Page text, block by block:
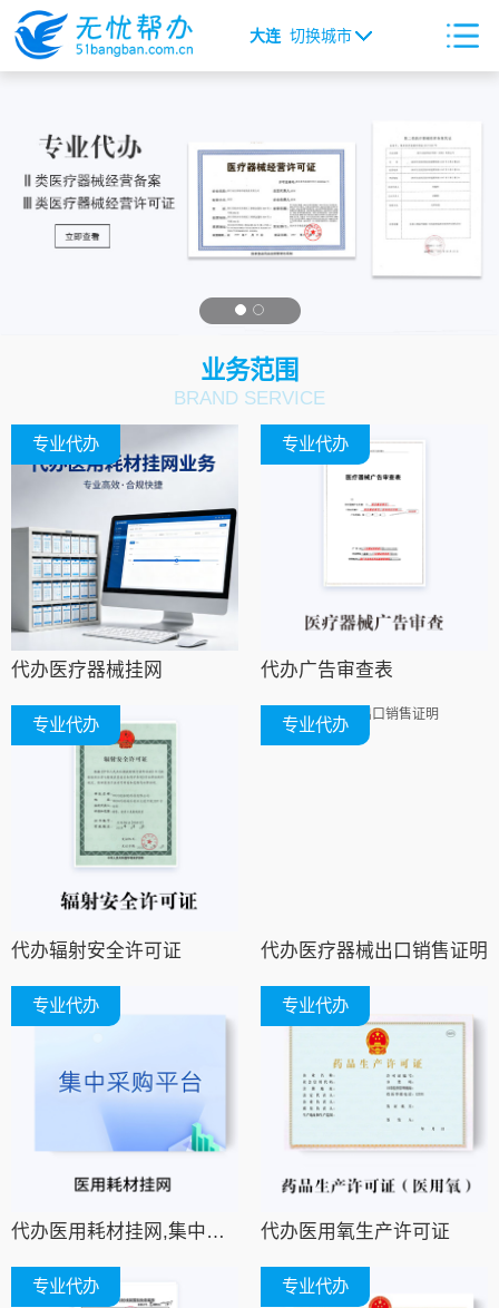
大连 切换城市
业务范围
BRAND SERVICE
专业代办
代办医疗器械挂网
专业代办
代办广告审查表
专业代办
代办辐射安全许可证
专业代办
代办医疗器械出口销售证明
专业代办
代办医用耗材挂网,集中采购平台挂网,招采平台挂网
专业代办
代办医用氧生产许可证
专业代办 专业代办